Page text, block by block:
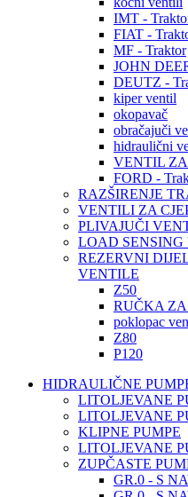
IMT -
FIAT -
MF - Traktor
JOHN
DEUTZ -
kiper ventil
okopavač
obračajuči
hidraulični
VENTIL
FORD -
RAZŠIRENJE
VENTILI ZA
PLIVAJUČI
LOAD
REZERVNI
VENTILE
Z50
RUČKA
poklopac
Z80
P120
HIDRAULIČNE
LITOLJEVANE
LITOLJEVANE
KLIPNE PUMPE
LITOLJEVANE
ZUPČASTE
GR.0 - S